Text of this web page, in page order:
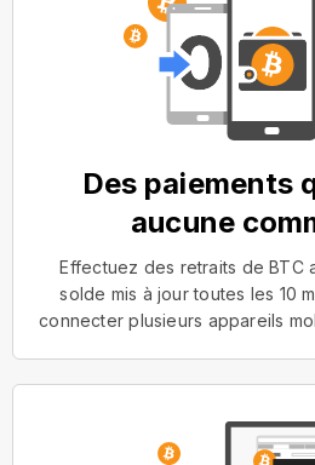
Des paiements
aucune
Effectuez des retraits de BTC
solde mis à jour toutes les 10
connecter plusieurs appareils